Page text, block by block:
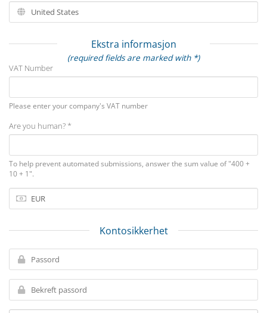
Ekstra informasjon
(required fields are marked with *)
VAT Number
Please enter your company's VAT number
Are you human? *
To help prevent automated submissions, answer the sum value of "400 +
10 + 1".
Kontosikkerhet